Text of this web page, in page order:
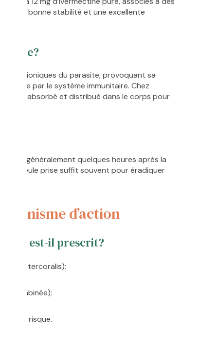
une bonne stabilité et une excellente
ioniques du parasite, provoquant sa
par le système immunitaire. Chez
absorbé et distribué dans le corps pour
généralement quelques heures après la
Une seule prise suffit souvent pour éradiquer
d’action
est-il prescrit?
stercoralis);
combinée);
à risque.